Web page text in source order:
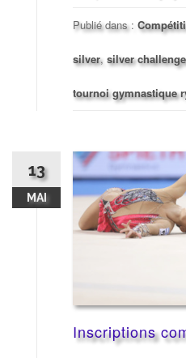
Publié dans :
silver, silver challenge
tournoi gymnastique
13
MAI
Inscriptions